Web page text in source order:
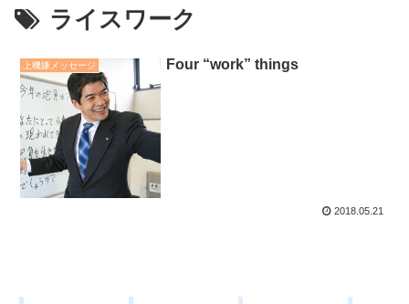
ライスワーク
上機嫌メッセージ Four “work” things
2018.05.21